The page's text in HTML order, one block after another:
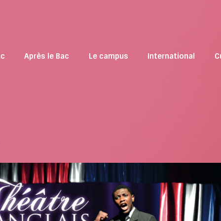
Après le Bac Le campus International